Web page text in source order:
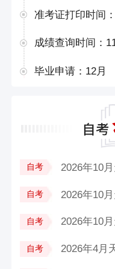
准考证打印时间
成绩查询时间：
毕业申请：12月
自考
自考
自考
自考 2026年4月